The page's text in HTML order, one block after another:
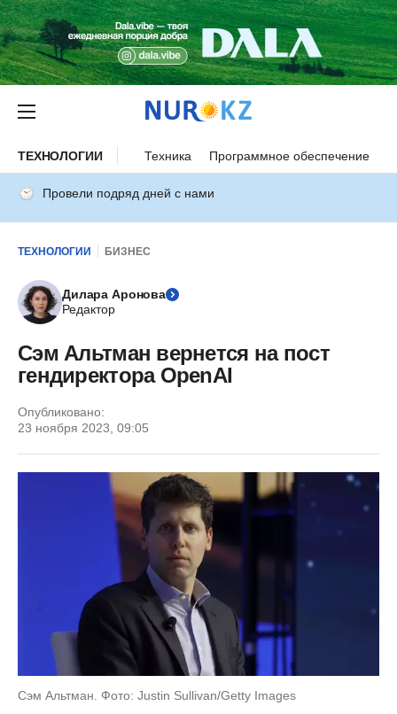
ТЕХНОЛОГИИ Техника Программное обеспечение
Провели подряд дней с нами
ТЕХНОЛОГИИ БИЗНЕС
Дилара Аронова
Редактор
Сэм Альтман вернется на пост
гендиректора OpenAI
Опубликовано:
23 ноября 2023, 09:05
Сэм Альтман. Фото: Justin Sullivan/Getty Images